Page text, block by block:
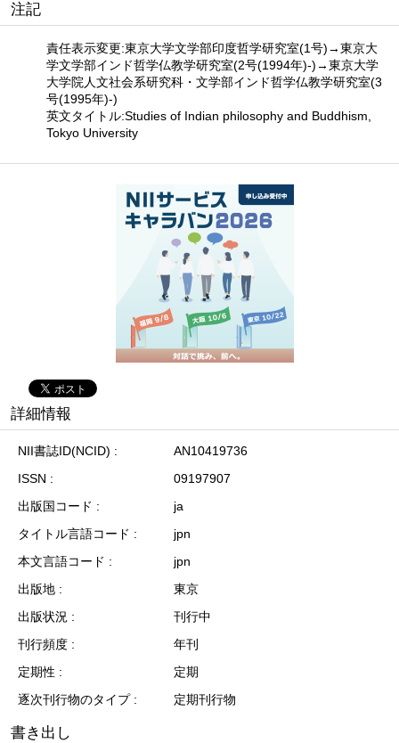
注記
責任表示変更:東京大学文学部印度哲学研究室(1号)→東京大
学文学部インド哲学仏教学研究室(2号(1994年)-)→東京大学
大学院人文社会系研究科・文学部インド哲学仏教学研究室(3
号(1995年)-)
英文タイトル:Studies of Indian philosophy and Buddhism,
Tokyo University
詳細情報
NII書誌ID(NCID)
AN10419736
ISSN
09197907
出版国コード
ja
タイトル言語コード
jpn
本文言語コード
jpn
出版地
東京
出版状況
刊行中
刊行頻度
年刊
定期性
定期
逐次刊行物のタイプ
定期刊行物
書き出し